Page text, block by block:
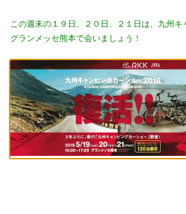
この週末の１９日、２０日、２１日は、九州キ
グランメッセ熊本で会いましょう！